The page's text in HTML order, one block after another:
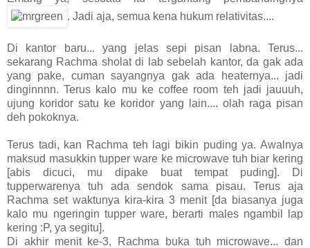
. Jadi aja, semua kena hukum relativitas....
Di kantor baru... yang jelas sepi pisan labna. Terus...
sekarang Rachma sholat di lab sebelah kantor, da gak ada
yang pake, cuman sayangnya gak ada heaternya... jadi
dinginnnn. Terus kalo mu ke coffee room teh jadi jauuuh,
ujung koridor satu ke koridor yang lain.... olah raga pisan
deh pokoknya.
Terus tadi, kan Rachma teh lagi bikin puding ya. Awalnya
maksud masukkin tupper ware ke microwave tuh biar kering
[abis dicuci, mu dipake buat tempat puding]. Di
tupperwarenya tuh ada sendok sama pisau. Terus aja
Rachma set waktunya kira-kira 3 menit [da biasanya juga
kalo mu ngeringin tupper ware, berarti males ngambil lap
kering :P, ya segitu].
Di akhir menit ke-3, Rachma buka tuh microwave... dan